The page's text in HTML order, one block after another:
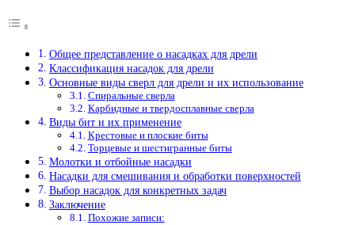
Общее представление о насадках для дрели
Классификация насадок для дрели
Основные виды сверл для дрели и их использование
Спиральные сверла
Карбидные и твердосплавные сверла
Виды бит и их применение
Крестовые и плоские биты
Торцевые и шестигранные биты
Молотки и отбойные насадки
Насадки для смешивания и обработки поверхностей
Выбор насадок для конкретных задач
Заключение
Похожие записи: